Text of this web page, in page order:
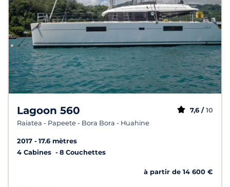
Lagoon 560
Raiatea - Papeete - Bora Bora - Huahine
7,6 / 10
2017
17.6 mètres
4 Cabines
8 Couchettes
à partir de 14 600 €